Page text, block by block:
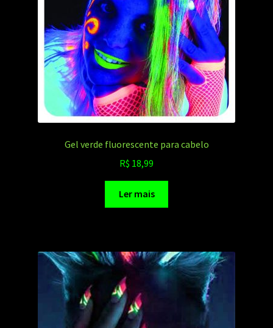
Gel verde fluorescente para cabelo
R$ 18,99
Ler mais